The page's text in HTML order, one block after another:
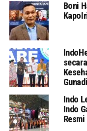
Boni
Indo
Indo